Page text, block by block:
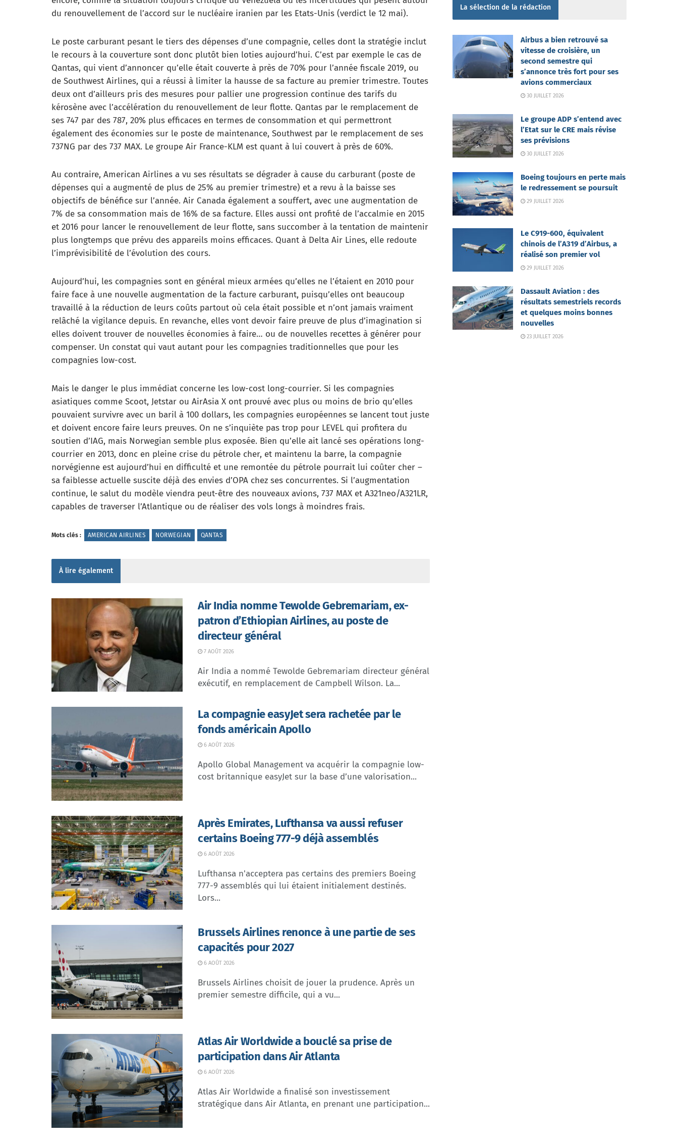
du renouvellement de l’accord sur le nucléaire iranien par les Etats-Unis (verdict le 12 mai).
Le poste carburant pesant le tiers des dépenses d’une compagnie, celles dont la stratégie inclut
le recours à la couverture sont donc plutôt bien loties aujourd’hui. C’est par exemple le cas de
Qantas, qui vient d’annoncer qu’elle était couverte à près de 70% pour l’année fiscale 2019, ou
de Southwest Airlines, qui a réussi à limiter la hausse de sa facture au premier trimestre. Toutes
deux ont d’ailleurs pris des mesures pour pallier une progression continue des tarifs du
kérosène avec l’accélération du renouvellement de leur flotte. Qantas par le remplacement de
ses 747 par des 787, 20% plus efficaces en termes de consommation et qui permettront
également des économies sur le poste de maintenance, Southwest par le remplacement de ses
737NG par des 737 MAX. Le groupe Air France-KLM est quant à lui couvert à près de 60%.
Au contraire, American Airlines a vu ses résultats se dégrader à cause du carburant (poste de
dépenses qui a augmenté de plus de 25% au premier trimestre) et a revu à la baisse ses
objectifs de bénéfice sur l’année. Air Canada également a souffert, avec une augmentation de
7% de sa consommation mais de 16% de sa facture. Elles aussi ont profité de l’accalmie en 2015
et 2016 pour lancer le renouvellement de leur flotte, sans succomber à la tentation de maintenir
plus longtemps que prévu des appareils moins efficaces. Quant à Delta Air Lines, elle redoute
l’imprévisibilité de l’évolution des cours.
Aujourd’hui, les compagnies sont en général mieux armées qu’elles ne l’étaient en 2010 pour
faire face à une nouvelle augmentation de la facture carburant, puisqu’elles ont beaucoup
travaillé à la réduction de leurs coûts partout où cela était possible et n’ont jamais vraiment
relâché la vigilance depuis. En revanche, elles vont devoir faire preuve de plus d’imagination si
elles doivent trouver de nouvelles économies à faire… ou de nouvelles recettes à générer pour
compenser. Un constat qui vaut autant pour les compagnies traditionnelles que pour les
compagnies low-cost.
Mais le danger le plus immédiat concerne les low-cost long-courrier. Si les compagnies
asiatiques comme Scoot, Jetstar ou AirAsia X ont prouvé avec plus ou moins de brio qu’elles
pouvaient survivre avec un baril à 100 dollars, les compagnies européennes se lancent tout juste
et doivent encore faire leurs preuves. On ne s’inquiète pas trop pour LEVEL qui profitera du
soutien d’IAG, mais Norwegian semble plus exposée. Bien qu’elle ait lancé ses opérations long-
courrier en 2013, donc en pleine crise du pétrole cher, et maintenu la barre, la compagnie
norvégienne est aujourd’hui en difficulté et une remontée du pétrole pourrait lui coûter cher –
sa faiblesse actuelle suscite déjà des envies d’OPA chez ses concurrentes. Si l’augmentation
continue, le salut du modèle viendra peut-être des nouveaux avions, 737 MAX et A321neo/A321LR,
capables de traverser l’Atlantique ou de réaliser des vols longs à moindres frais.
Mots clés : AMERICAN AIRLINES NORWEGIAN QANTAS
À lire également
Air India nomme Tewolde Gebremariam, ex-
patron d’Ethiopian Airlines, au poste de
directeur général
7 AOÛT 2026
Air India a nommé Tewolde Gebremariam directeur général
exécutif, en remplacement de Campbell Wilson. La...
La compagnie easyJet sera rachetée par le
fonds américain Apollo
6 AOÛT 2026
Apollo Global Management va acquérir la compagnie low-
cost britannique easyJet sur la base d’une valorisation...
Après Emirates, Lufthansa va aussi refuser
certains Boeing 777-9 déjà assemblés
6 AOÛT 2026
Lufthansa n'acceptera pas certains des premiers Boeing
777-9 assemblés qui lui étaient initialement destinés.
Lors...
Brussels Airlines renonce à une partie de ses
capacités pour 2027
6 AOÛT 2026
Brussels Airlines choisit de jouer la prudence. Après un
premier semestre difficile, qui a vu...
Atlas Air Worldwide a bouclé sa prise de
participation dans Air Atlanta
6 AOÛT 2026
Atlas Air Worldwide a finalisé son investissement
stratégique dans Air Atlanta, en prenant une participation...
La sélection de la rédaction
Airbus a bien retrouvé sa
vitesse de croisière, un
second semestre qui
s’annonce très fort pour ses
avions commerciaux
30 JUILLET 2026
Le groupe ADP s’entend avec
l’Etat sur le CRE mais révise
ses prévisions
30 JUILLET 2026
Boeing toujours en perte mais
le redressement se poursuit
29 JUILLET 2026
Le C919-600, équivalent
chinois de l’A319 d’Airbus, a
réalisé son premier vol
29 JUILLET 2026
Dassault Aviation : des
résultats semestriels records
et quelques moins bonnes
nouvelles
23 JUILLET 2026